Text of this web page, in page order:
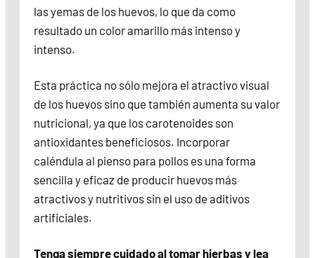
las yemas de los huevos, lo que da como
resultado un color amarillo más intenso y
intenso.
Esta práctica no sólo mejora el atractivo visual
de los huevos sino que también aumenta su valor
nutricional, ya que los carotenoides son
antioxidantes beneficiosos. Incorporar
caléndula al pienso para pollos es una forma
sencilla y eficaz de producir huevos más
atractivos y nutritivos sin el uso de aditivos
artificiales.
Tenga siempre cuidado al tomar hierbas y lea